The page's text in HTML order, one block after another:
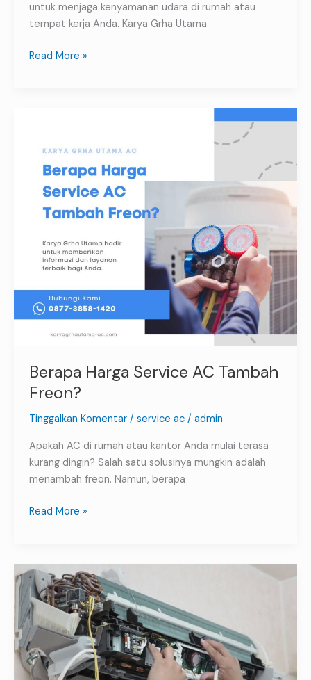
untuk menjaga kenyamanan udara di rumah atau
tempat kerja Anda. Karya Grha Utama
Read More »
Berapa Harga Service AC Tambah
Freon?
Tinggalkan Komentar / service ac/ admin
Apakah AC di rumah atau kantor Anda mulai terasa
kurang dingin? Salah satu solusinya mungkin adalah
menambah freon. Namun, berapa
Service
Tambah
Freon?
Read More »
7
Komponen
Yang
Meliputi
Service
AC